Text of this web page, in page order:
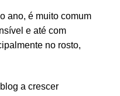
ano, é muito comum
e até com
no rosto,
a crescer